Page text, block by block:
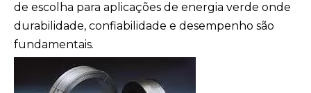
de escolha para aplicações de energia verde onde
durabilidade, confiabilidade e desempenho são
fundamentais.